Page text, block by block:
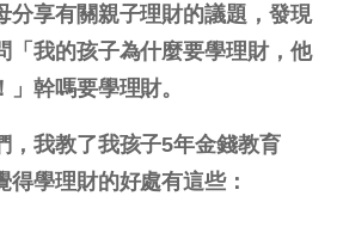
分享有關親子理財的議題，發現
「我的孩子為什麼要學理財，他
幹嗎要學理財。
，我教了我孩子5年金錢教育
得學理財的好處有這些：